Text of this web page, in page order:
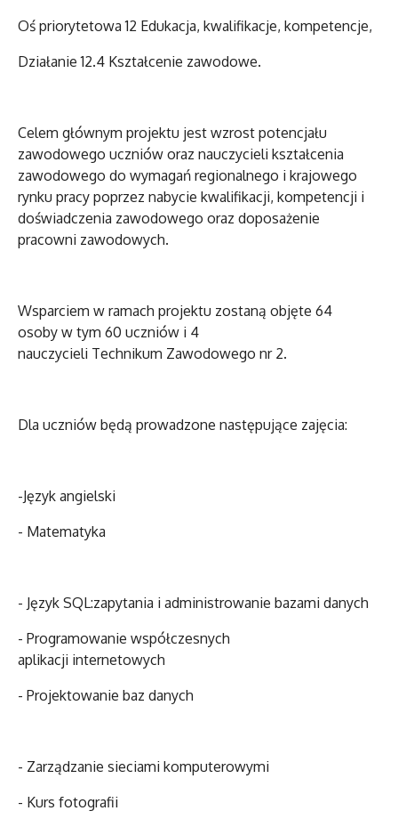
Oś priorytetowa 12 Edukacja, kwalifikacje, kompetencje,
Działanie 12.4 Kształcenie zawodowe.
Celem głównym projektu jest wzrost potencjału
zawodowego uczniów oraz nauczycieli kształcenia
zawodowego do wymagań regionalnego i krajowego
rynku pracy poprzez nabycie kwalifikacji, kompetencji i
doświadczenia zawodowego oraz doposażenie
pracowni zawodowych.
Wsparciem w ramach projektu zostaną objęte 64
osoby w tym 60 uczniów i 4
nauczycieli Technikum Zawodowego nr 2.
Dla uczniów będą prowadzone następujące zajęcia:
-Język angielski
- Matematyka
- Język SQL:zapytania i administrowanie bazami danych
- Programowanie współczesnych
aplikacji internetowych
- Projektowanie baz danych
- Zarządzanie sieciami komputerowymi
- Kurs fotografii